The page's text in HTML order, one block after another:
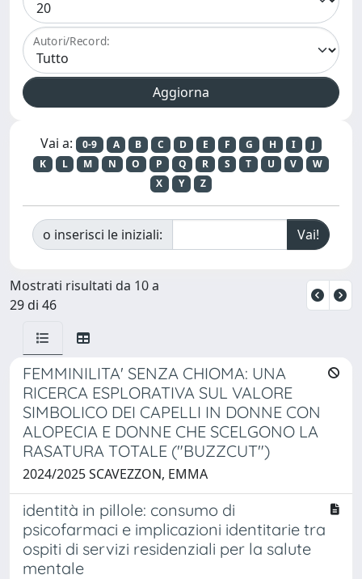
Autori/Record:
Vai a: 0-9 A B C D E F G H I
J
K
L M N O P Q R S T U V
W
X
Y Z
o inserisci le iniziali:
Mostrati risultati da 10 a
29 di 46
FEMMINILITA' SENZA CHIOMA: UNA
RICERCA ESPLORATIVA SUL VALORE
SIMBOLICO DEI CAPELLI IN DONNE CON
ALOPECIA E DONNE CHE SCELGONO LA
RASATURA TOTALE ("BUZZCUT")
2024/2025 SCAVEZZON, EMMA
identità in pillole: consumo di
psicofarmaci e implicazioni identitarie tra
ospiti di servizi residenziali per la salute
mentale